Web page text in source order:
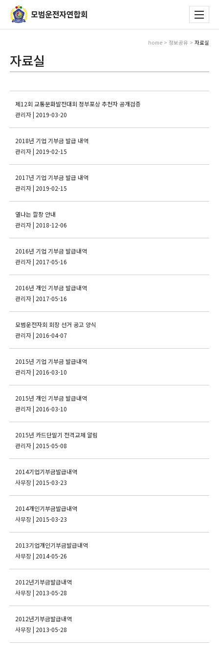
자료실
home > 정보공유 > 자료실
제12회 교통문화발전대회 정부포상 추천자 공개검증
관리자| 2019-03-20
2018년 기업 기부금 발급 내역
관리자| 2019-02-15
2017년 기업 기부금 발급 내역
관리자| 2019-02-15
열나는 깔창 안내
관리자| 2018-12-06
2016년 기업 기부금 발급내역
관리자| 2017-05-16
2016년 개인 기부금 발급내역
관리자| 2017-05-16
모범운전자회 회장 선거 공고 양식
관리자| 2016-04-07
2015년 기업 기부금 발급내역
관리자| 2016-03-10
2015년 개인 기부금 발급내역
관리자| 2016-03-10
2015년 카드단말기 전격교체 알림
관리자| 2015-05-08
2014기업기부금발급내역
사무장| 2015-03-23
2014개인기부금발급내역
사무장| 2015-03-23
2013기업개인기부금발급내역
사무장| 2014-05-26
2012년기부금발급내역
사무장| 2013-05-28
2012년기부금발급내역
사무장| 2013-05-28